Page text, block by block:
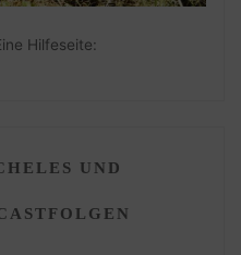
Hilfeseite:
UND